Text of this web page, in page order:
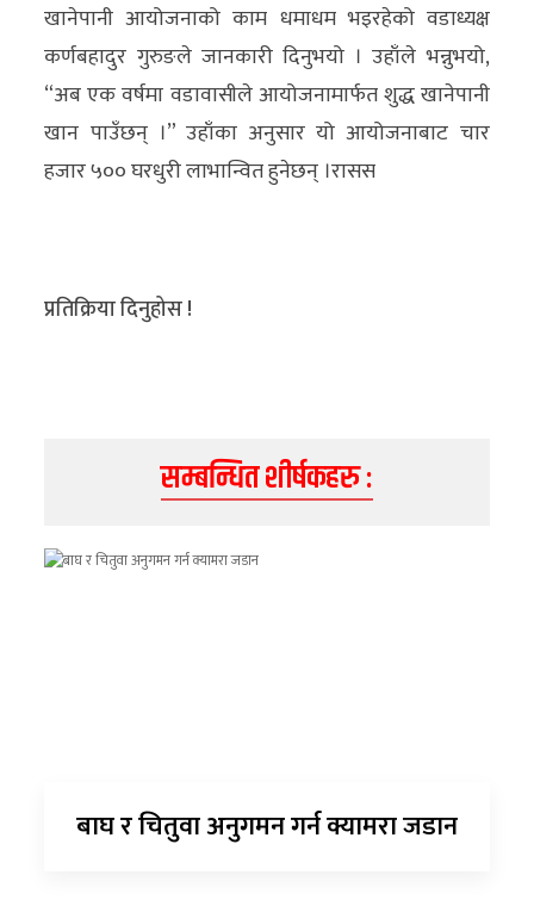
खानेपानी आयोजनाको काम धमाधम भइरहेको वडाध्यक्ष
कर्णबहादुर गुरुङले जानकारी दिनुभयो । उहाँले भन्नुभयो,
“अब एक वर्षमा वडावासीले आयोजनामार्फत शुद्ध खानेपानी
खान पाउँछन् ।” उहाँका अनुसार यो आयोजनाबाट चार
हजार ५०० घरधुरी लाभान्वित हुनेछन् ।रासस
प्रतिक्रिया दिनुहोस !
सम्बन्धित शीर्षकहरु :
बाघ र चितुवा अनुगमन गर्न क्यामरा जडान